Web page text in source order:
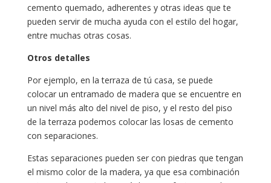
cemento quemado, adherentes y otras ideas que te
pueden servir de mucha ayuda con el estilo del hogar,
entre muchas otras cosas.
Otros detalles
Por ejemplo, en la terraza de tú casa, se puede
colocar un entramado de madera que se encuentre en
un nivel más alto del nivel de piso, y el resto del piso
de la terraza podemos colocar las losas de cemento
con separaciones.
Estas separaciones pueden ser con piedras que tengan
el mismo color de la madera, ya que esa combinación